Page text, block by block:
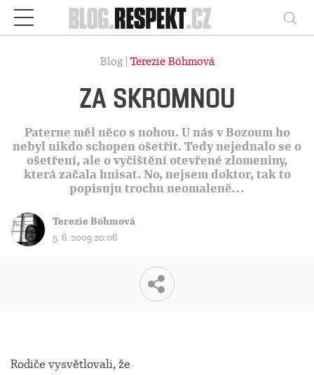
Respekt
Blog | Terezie Böhmová
ZA SKROMNOU
Paterne měl něco s nohou. U nás v Bozoum ho
nebyl nikdo schopen ošetřit. Tedy nejednalo se o
ošetření, ale o vyčištění otevřené zlomeniny,
která začala hnisat. No, nejsem doktor, tak to
popisuju trochu neomaleně…
Terezie Böhmová
5. 6. 2009 20:06
Rodiče vysvětlovali, že